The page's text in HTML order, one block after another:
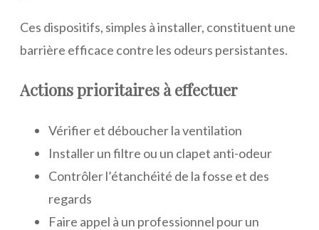
Ces dispositifs, simples à installer, constituent une
barrière efficace contre les odeurs persistantes.
Actions prioritaires à effectuer
Vérifier et déboucher la ventilation
Installer un filtre ou un clapet anti-odeur
Contrôler l’étanchéité de la fosse et des
regards
Faire appel à un professionnel pour un